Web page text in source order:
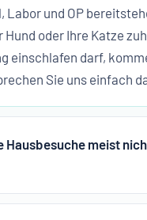
Labor und OP
Hund oder Ihre Katze
einschlafen darf,
Sie uns einfach
Hausbesuche meist